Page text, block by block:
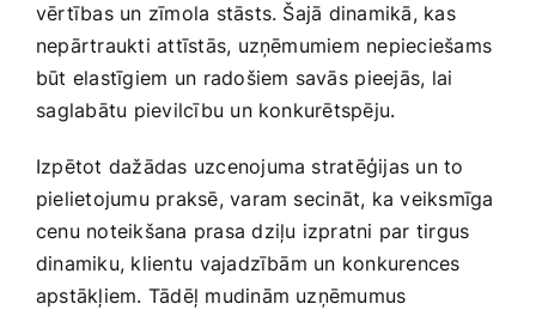
vērtības un zīmola stāsts. Šajā‌ dinamikā, kas
nepārtraukti attīstās, uzņēmumiem nepieciešams
būt elastīgiem un⁢ radošiem savās⁤ pieejās, lai
⁣saglabātu pievilcību un konkurētspēju.
Izpētot dažādas uzcenojuma stratēģijas un to
pielietojumu praksē, varam‍ secināt, ka‍ veiksmīga
cenu noteikšana prasa dziļu ​izpratni par ‍tirgus
dinamiku, klientu ⁤vajadzībām un ​konkurences
apstākļiem. Tādēļ mudinām uzņēmumus